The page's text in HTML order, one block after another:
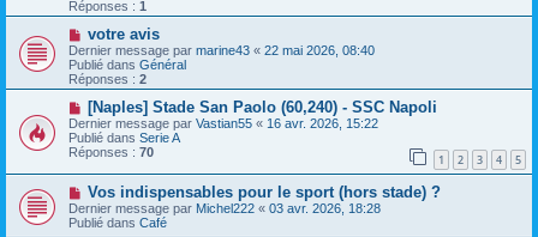
s
s
a
g
e
e
a
m
e
s
s
a
g
e
Réponses : 1
N
o
u
v
e
a
u
m
e
s
s
a
g
e
votre avis
Dernier message par marine43 « 22 mai 2026, 08:40
Publié dans Général
Réponses : 2
N
o
u
v
e
a
u
m
e
[Naples] Stade San Paolo (60,240) - SSC Napoli
Dernier message par Vastian55 « 16 avr. 2026, 15:22
Publié dans Serie A
Réponses : 70 1 2 3 4 5
N
o
u
v
Vos indispensables pour le sport (hors stade) ?
Dernier message par Michel222 « 03 avr. 2026, 18:28
Publié dans Café